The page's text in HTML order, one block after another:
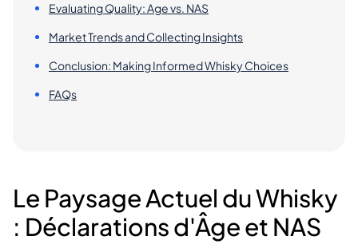
Evaluating Quality: Age vs. NAS
Market Trends and Collecting Insights
Conclusion: Making Informed Whisky Choices
FAQs
Le Paysage Actuel du Whisky
: Déclarations d'Âge et NAS